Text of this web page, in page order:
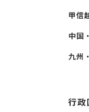
甲信
中国
九州
行政